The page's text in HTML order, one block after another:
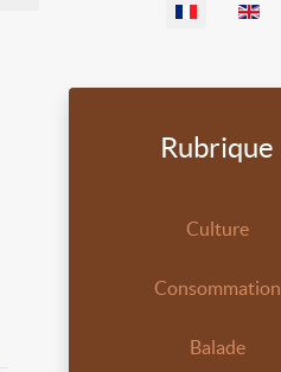
Sélectionnez votre langue
Rubrique
Culture
Consommation
Balade